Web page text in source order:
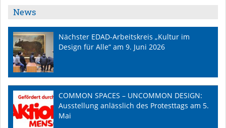
News
Nächster EDAD-Arbeitskreis „Kultur im
Design für Alle“ am 9. Juni 2026
COMMON SPACES – UNCOMMON DESIGN:
Ausstellung anlässlich des Protesttags am 5.
Mai